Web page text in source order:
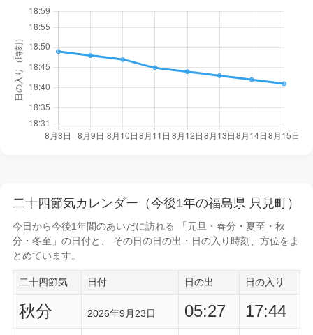
二十四節気カレンダー（今後1年の福島県 只見町）
今日から今後1年間のあいだに訪れる 「元旦・春分・夏至・秋
分・冬至」の日付と、 その日の日の出・日の入り時刻
、方位をま
とめています。
二十四節気 日付 日の出 日の入り
秋分 2026年9月23日 05:27
17:44